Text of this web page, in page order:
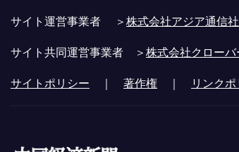
サイト運営事業者 ＞株式会社アジア通信社
サイト共同運営事業者 ＞株式会社クロー
サイトポリシー ｜ 著作権 ｜ リンク